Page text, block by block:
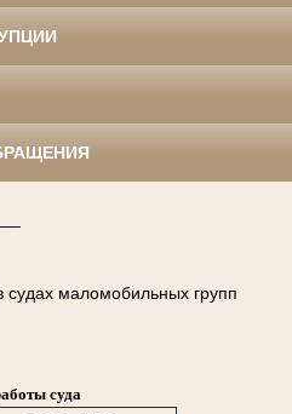
маломобильных групп
суда